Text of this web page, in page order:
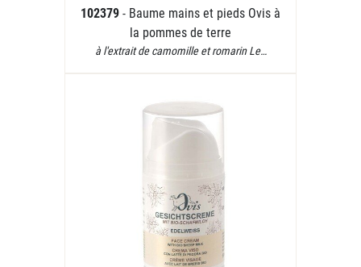
102379 - Baume mains et pieds Ovis à
la pommes de terre
à l'extrait de camomille et romarin Le…